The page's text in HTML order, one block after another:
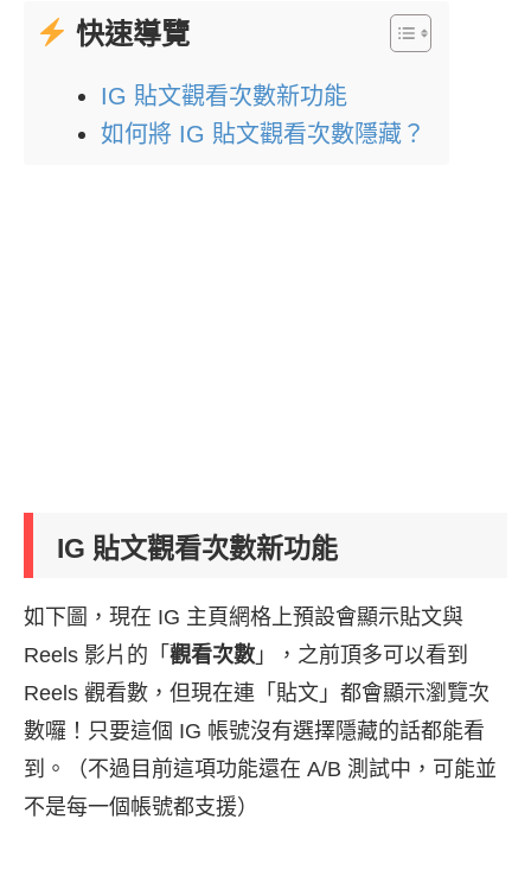
快速導覽
IG 貼文觀看次數新功能
如何將 IG 貼文觀看次數隱藏？
IG 貼文觀看次數新功能
如下圖，現在 IG 主頁網格上預設會顯示貼文與
Reels 影片的「 觀看次數 」，之前頂多可以看到
Reels 觀看數，但現在連「貼文」都會顯示瀏覽次
數囉！只要這個 IG 帳號沒有選擇隱藏的話都能看
到。（不過目前這項功能還在 A/B 測試中，可能並
不是每一個帳號都支援）